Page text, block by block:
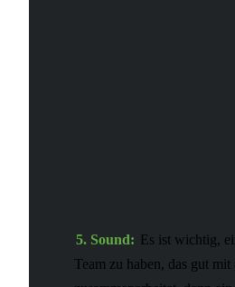
5. Sound: Es ist wichtig,
Team zu haben, das gut